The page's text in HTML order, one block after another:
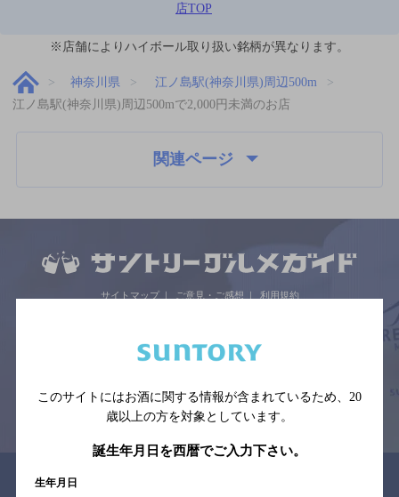
店TOP
※店舗によりハイボール取り扱い銘柄が異なります。
神奈川県
江ノ島駅(神奈川県)周辺500m
江ノ島駅(神奈川県)周辺500mで2,000円未満のお店
関連ページ
サイトマップ ご意見・ご感想 利用規約
念のためお店にご確認の上ご来店くださいますようお願い申し上げま
す。
情報提供：ぐるなび
このサイトにはお酒に関する情報が含まれているため、 20
歳以上の方を対象としています。
誕生年月日を西暦でご入力下さい。
生年月日